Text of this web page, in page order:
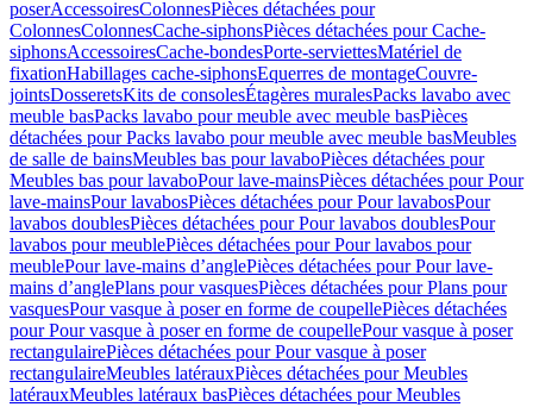
poserAccessoiresColonnesPièces détachées pour
ColonnesColonnesCache-siphonsPièces détachées pour Cache-
siphonsAccessoiresCache-bondesPorte-serviettesMatériel de
fixationHabillages cache-siphonsEquerres de montageCouvre-
jointsDosseretsKits de consolesÉtagères muralesPacks lavabo avec
meuble basPacks lavabo pour meuble avec meuble basPièces
détachées pour Packs lavabo pour meuble avec meuble basMeubles
de salle de bainsMeubles bas pour lavaboPièces détachées pour
Meubles bas pour lavaboPour lave-mainsPièces détachées pour Pour
lave-mainsPour lavabosPièces détachées pour Pour lavabosPour
lavabos doublesPièces détachées pour Pour lavabos doublesPour
lavabos pour meublePièces détachées pour Pour lavabos pour
meublePour lave-mains d’anglePièces détachées pour Pour lave-
mains d’anglePlans pour vasquesPièces détachées pour Plans pour
vasquesPour vasque à poser en forme de coupellePièces détachées
pour Pour vasque à poser en forme de coupellePour vasque à poser
rectangulairePièces détachées pour Pour vasque à poser
rectangulaireMeubles latérauxPièces détachées pour Meubles
latérauxMeubles latéraux basPièces détachées pour Meubles